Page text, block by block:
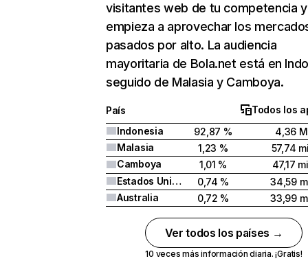
visitantes web de tu competencia y
empieza a aprovechar los
pasados por alto. La audiencia
mayoritaria de Bola.net está en
seguido de Malasia y Camboya.
País
Todos los
Indonesia
92,87 %
4,36 M
Malasia
1,23 %
57,74
Camboya
1,01 %
47,17
Estados Unidos
0,74 %
34,59
Australia
0,72 % 33,99
Ver todos los países →
10 veces más información diaria. ¡Gratis!